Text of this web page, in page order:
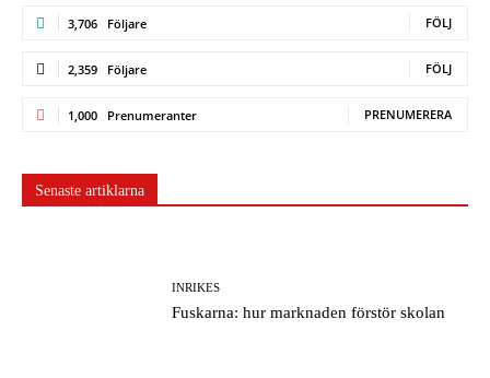
3,706 Följare FÖLJ
2,359 Följare FÖLJ
1,000 Prenumeranter PRENUMERERA
Senaste artiklarna
INRIKES
Fuskarna: hur marknaden förstör skolan